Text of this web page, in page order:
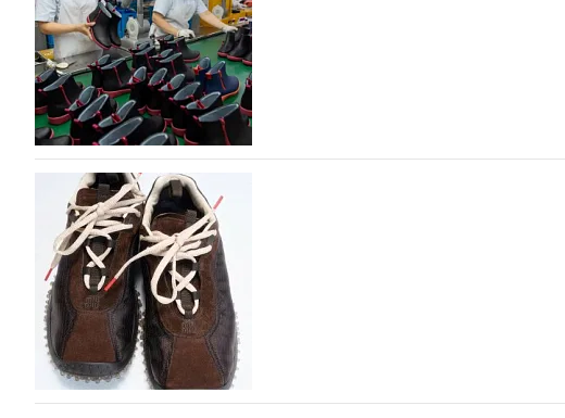
Российский маркетплейс Lamoda решил обновить раздел для
марок одежды, обуви и аксессуаров. Бренды также получат
06.08.2026 417
Объем мирового производства обуви в 2025 году
В 2025 году мировое производство обуви практически не
на 0,1% до 24,6 млрд пар, - данные опубликованы в
2026», Португальской ассоциацией…
06.08.2026 581